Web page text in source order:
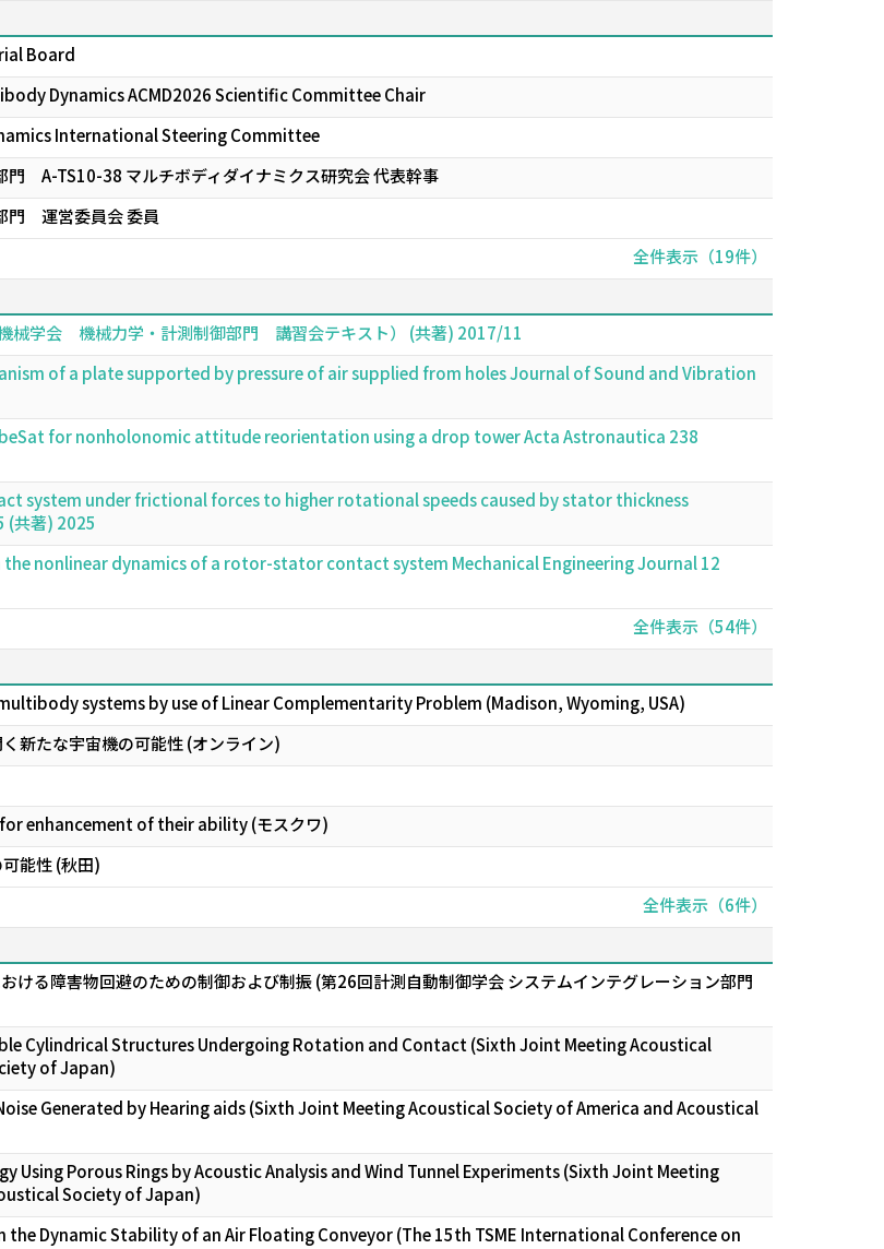
Board
Dynamics ACMD2026 Scientific Committee Chair
International Steering Committee
A-TS10-38 マルチボディダイナミクス研究会 代表幹事
門 運営委員会 委員
全件表示（19件）
械学会 機械力学・計測制御部門 講習会テキスト） (共著) 2017/11
of a plate supported by pressure of air supplied from holes Journal of Sound and Vibration
for nonholonomic attitude reorientation using a drop tower Acta Astronautica 238
system under frictional forces to higher rotational speeds caused by stator thickness
(共著) 2025
nonlinear dynamics of a rotor-stator contact system Mechanical Engineering Journal 12
全件表示（54件）
systems by use of Linear Complementarity Problem (Madison, Wyoming, USA)
新たな宇宙機の可能性 (オンライン)
enhancement of their ability (モスクワ)
能性 (秋田)
全件表示（6件）
ける障害物回避のための制御および制振 (第26回計測自動制御学会 システムインテグレーション部門
Cylindrical Structures Undergoing Rotation and Contact (Sixth Joint Meeting Acoustical
of Japan)
Generated by Hearing aids (Sixth Joint Meeting Acoustical Society of America and Acoustical
Using Porous Rings by Acoustic Analysis and Wind Tunnel Experiments (Sixth Joint Meeting
Society of Japan)
Dynamic Stability of an Air Floating Conveyor (The 15th TSME International Conference on